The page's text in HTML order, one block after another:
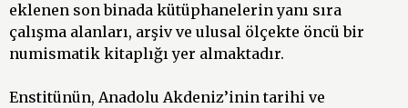
eklenen son binada kütüphanelerin yanı sıra
çalışma alanları, arşiv ve ulusal ölçekte öncü bir
numismatik kitaplığı yer almaktadır.
Enstitünün, Anadolu Akdeniz’inin tarihi ve